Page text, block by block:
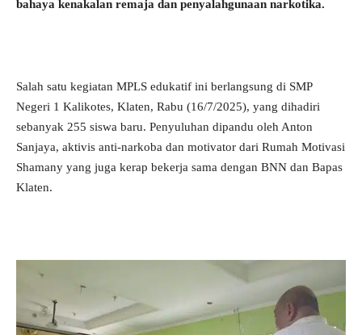
bahaya kenakalan remaja dan penyalahgunaan narkotika.
Salah satu kegiatan MPLS edukatif ini berlangsung di SMP
Negeri 1 Kalikotes, Klaten, Rabu (16/7/2025), yang dihadiri
sebanyak 255 siswa baru. Penyuluhan dipandu oleh Anton
Sanjaya, aktivis anti-narkoba dan motivator dari Rumah Motivasi
Shamany yang juga kerap bekerja sama dengan BNN dan Bapas
Klaten.